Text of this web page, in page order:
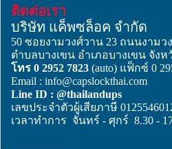
ติดต่อเรา
บริษัท แค็พซล็อค จำกัด
50 ซอยงามวงศ์วาน 23 ถนนงามว
ตำบลบางเขน อำเภอบางเขน จัง
โทร 0 2952 7823 (auto) แฟ็กซ์ 0
Email : info@capslockthai.com
Line ID : @thailandups
เลขประจำตัวผู้เสียภาษี
เวลาทำการ จันทร์ - ศุกร์ 8.30 -